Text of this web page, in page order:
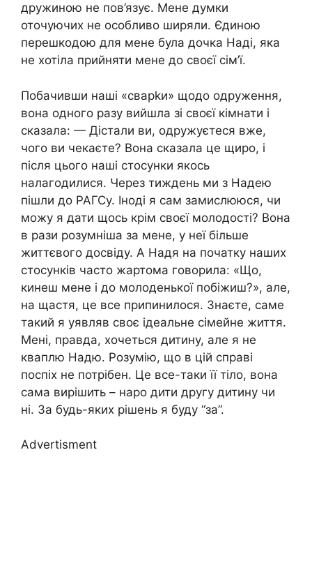
дружиною не пов’язує. Мене думки
оточуючих не особливо ширяли. Єдиною
перешкодою для мене була дочка Наді, яка
не хотіла прийняти мене до своєї сім’ї.
Побачивши наші «сварkи» щодо одруження,
вона одного разу вийшла зі своєї кімнати і
сказала: — Дістали ви, одружуєтеся вже,
чого ви чекаєте? Вона сказала це щиро, і
після цього наші стосунки якось
налагодилися. Через тиждень ми з Надею
пішли до РАГСу. Іноді я сам замислююся, чи
можу я дати щось крім своєї молодості? Вона
в рази розумніша за мене, у неї більше
життєвого досвіду. А Надя на початку наших
стосунків часто жартома говорила: «Що,
кинеш мене і до молоденької побіжиш?», але,
на щастя, це все припинилося. Знаєте, саме
такий я уявляв своє ідеальне сімейне життя.
Мені, правда, хочеться дитину, але я не
кваплю Надю. Розумію, що в цій справі
поспіх не потрібен. Це все-таки її тіло, вона
сама вирішить – наро дити другу дитину чи
ні. За будь-яких рішень я буду “за”.
Advertisment